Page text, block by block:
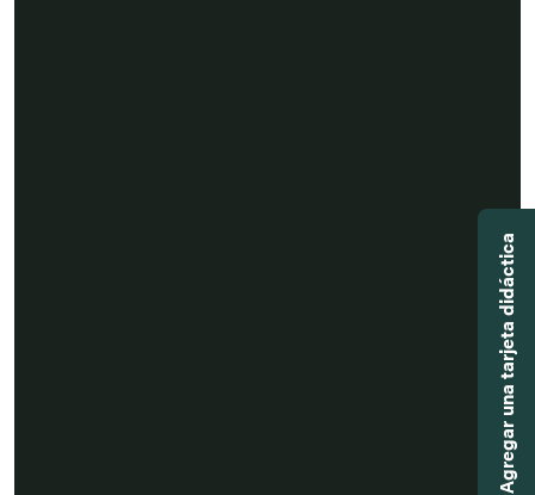
Agregar una tarjeta didáctica